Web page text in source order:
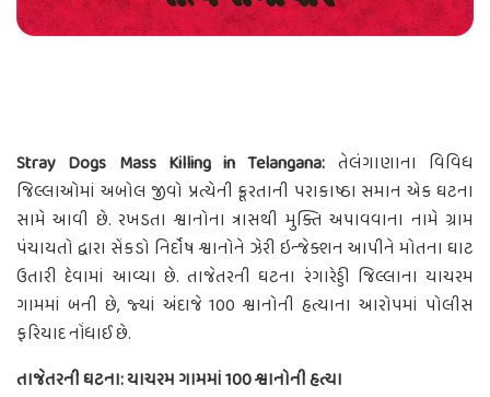
Stray Dogs Mass Killing in Telangana: તેલંગાણાના વિવિધ
જિલ્લાઓમાં અબોલ જીવો પ્રત્યેની ક્રૂરતાની પરાકાષ્ઠા સમાન એક ઘટના
સામે આવી છે. રખડતા શ્વાનોના ત્રાસથી મુક્તિ અપાવવાના નામે ગ્રામ
પંચાયતો દ્વારા સેંકડો નિર્દોષ શ્વાનોને ઝેરી ઇન્જેક્શન આપીને મોતના ઘાટ
ઉતારી દેવામાં આવ્યા છે. તાજેતરની ઘટના રંગારેડ્ડી જિલ્લાના યાચરમ
ગામમાં બની છે, જ્યાં અંદાજે 100 શ્વાનોની હત્યાના આરોપમાં પોલીસ
ફરિયાદ નોંધાઈ છે.
તાજેતરની ઘટના: યાચરમ ગામમાં 100 શ્વાનોની હત્યા